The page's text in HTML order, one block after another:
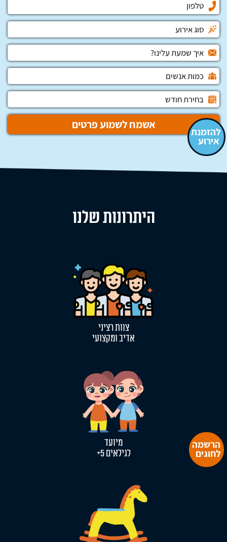
היתרונות שלנו
צוות רציני
אדיב ומקצועי
מיועד
לגילאים 5+
הרשמה
לחוגים
להזמנת
אירוע